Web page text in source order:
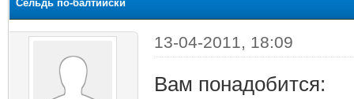
Сельдь по-балтийски
13-04-2011, 18:09
Вам понадобится: